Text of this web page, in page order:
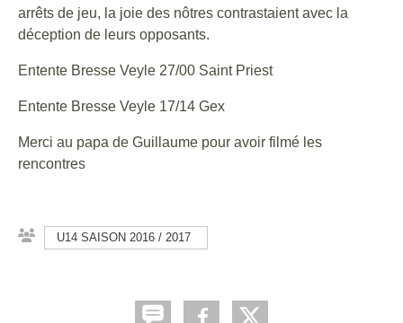
arrêts de jeu, la joie des nôtres contrastaient avec la
déception de leurs opposants.
Entente Bresse Veyle 27/00 Saint Priest
Entente Bresse Veyle 17/14 Gex
Merci au papa de Guillaume pour avoir filmé les
rencontres
U14 SAISON 2016 / 2017